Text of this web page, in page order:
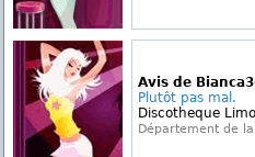
Avis de
Plutôt pas mal.
Discotheque
Département de